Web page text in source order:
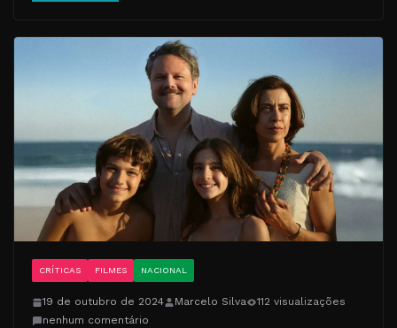
CRÍTICAS FILMES NACIONAL
19 de outubro de 2024 Marcelo Silva
112 visualizações
nenhum comentário